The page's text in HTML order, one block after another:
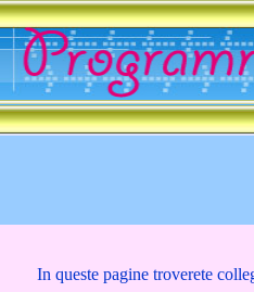
In queste pagine troverete